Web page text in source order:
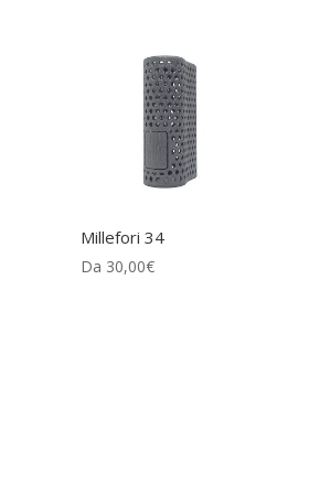
Millefori 34
Da 30,00€